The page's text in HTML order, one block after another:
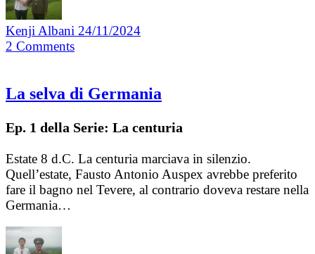
Kenji Albani 24/11/2024
2 Comments
La selva di Germania
Ep. 1 della Serie: La centuria
Estate 8 d.C. La centuria marciava in silenzio.
Quell’estate, Fausto Antonio Auspex avrebbe preferito
fare il bagno nel Tevere, al contrario doveva restare nella
Germania…